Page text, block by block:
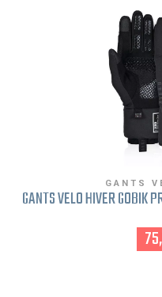
GANTS
GANTS VÉLO HIVER GOBIK